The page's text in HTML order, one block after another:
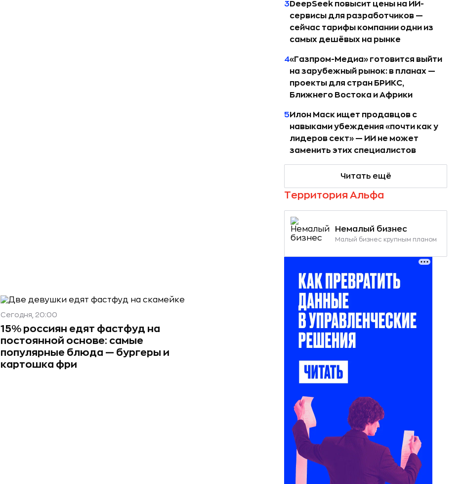
Сегодня, 20:00
15% россиян едят фастфуд на
постоянной основе: самые
популярные блюда — бургеры и
картошка фри
3 DeepSeek повысит цены на ИИ-
сервисы для разработчиков —
сейчас тарифы компании одни из
самых дешёвых на рынке
4«Газпром-Медиа» готовится выйти
на зарубежный рынок: в планах —
проекты для стран БРИКС,
Ближнего Востока и Африки
5 Илон Маск ищет продавцов с
навыками убеждения «почти как у
лидеров сект» — ИИ не может
заменить этих специалистов
Читать ещё
Территория Альфа
Немалый бизнес
Малый бизнес крупным планом